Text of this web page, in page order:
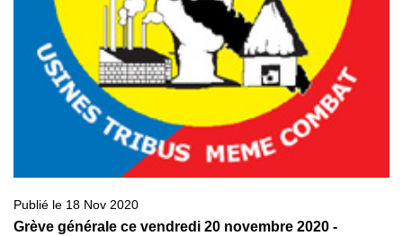
Publié le 18 Nov 2020
Grève générale ce vendredi 20 novembre 2020 -